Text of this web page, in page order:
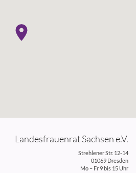
Landesfrauenrat Sachsen e.V.
Strehlener Str. 12-14
01069 Dresden
Mo – Fr 9 bis 15 Uhr